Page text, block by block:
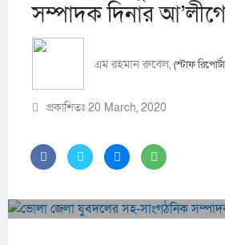
সম্পাদক দিনার
এম রহমান রুবেল, (স্টাফ
প্রকাশিতঃ 20 March, 2020